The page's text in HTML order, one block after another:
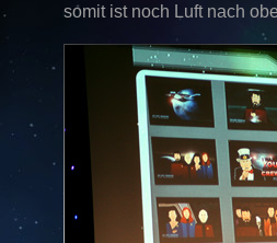
somit ist noch Luft nach